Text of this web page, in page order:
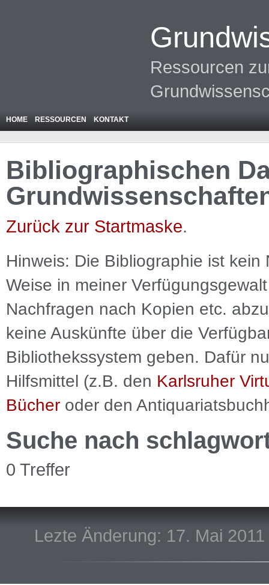
Ressourcen
HOME RESSOURCEN KONTAKT
Bibliographischen
Zurück zur Startmaske.
Hinweis: Die Bibliographie ist kein
Weise in meiner
Nachfragen nach Kopien etc.
keine Auskünfte über die
Bibliothekssystem geben. Dafür
Hilfsmittel (z.B. den Karlsruher
Bücher oder den
Suche nach
0 Treffer
Lezte Änderung: 17. Mai